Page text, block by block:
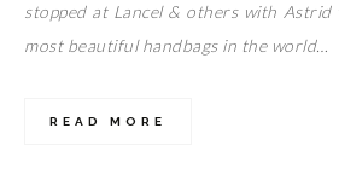
stopped at Lancel & others with
most beautiful handbags in the world…
READ MORE